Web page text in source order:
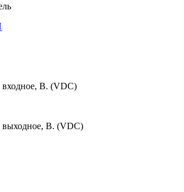
В. (VDC)
В. (VDC)